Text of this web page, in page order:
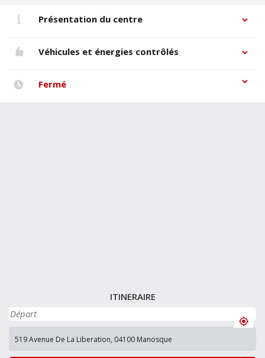
Présentation du centre
Véhicules et énergies contrôlés
Fermé
ITINERAIRE